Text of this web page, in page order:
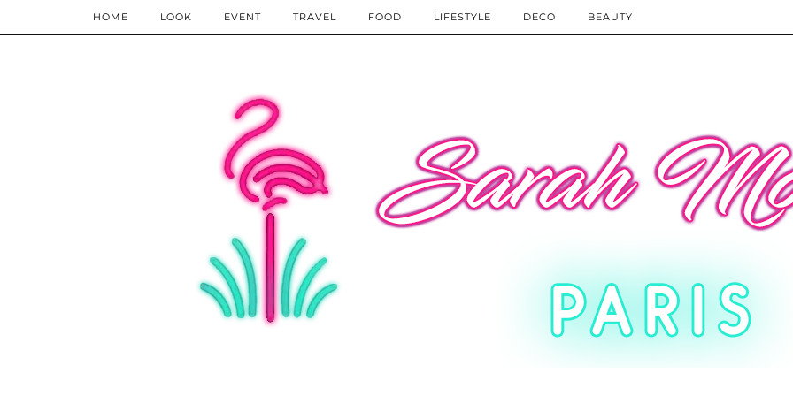
HOME LOOK EVENT TRAVEL FOOD LIFESTYLE DECO BEAUTY